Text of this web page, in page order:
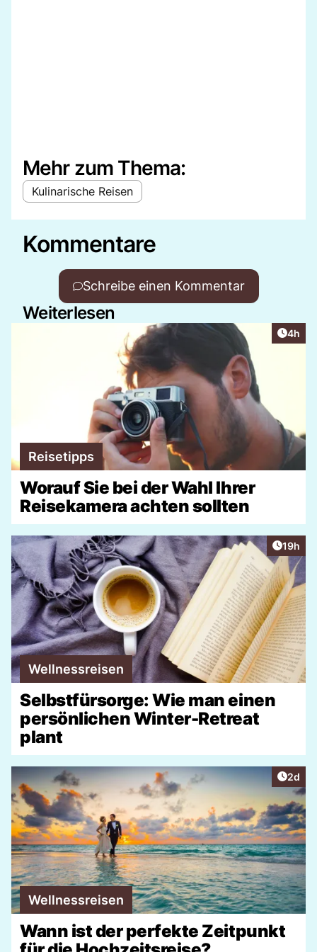
Mehr zum Thema:
Kulinarische Reisen
Kommentare
Schreibe einen Kommentar
Weiterlesen
4h
Reisetipps
Worauf Sie bei der Wahl Ihrer
Reisekamera achten sollten
Artikel
19h
Wellnessreisen
Selbstfürsorge: Wie man einen
persönlichen Winter-Retreat
plant
2d
Wellnessreisen
Wann ist der perfekte Zeitpunkt